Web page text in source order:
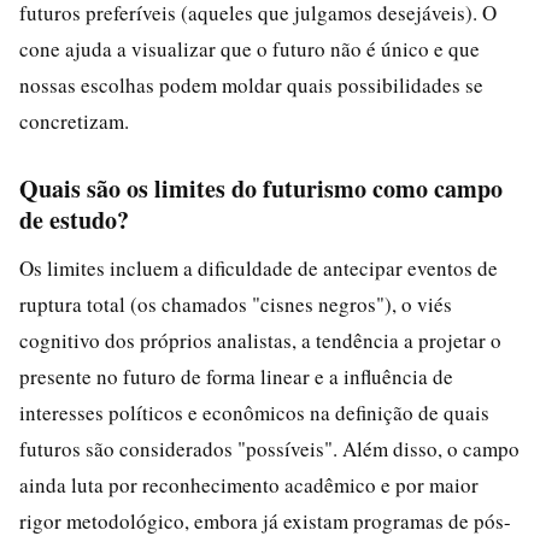
futuros preferíveis (aqueles que julgamos desejáveis). O
cone ajuda a visualizar que o futuro não é único e que
nossas escolhas podem moldar quais possibilidades se
concretizam.
Quais são os limites do futurismo como campo
de estudo?
Os limites incluem a dificuldade de antecipar eventos de
ruptura total (os chamados "cisnes negros"), o viés
cognitivo dos próprios analistas, a tendência a projetar o
presente no futuro de forma linear e a influência de
interesses políticos e econômicos na definição de quais
futuros são considerados "possíveis". Além disso, o campo
ainda luta por reconhecimento acadêmico e por maior
rigor metodológico, embora já existam programas de pós-